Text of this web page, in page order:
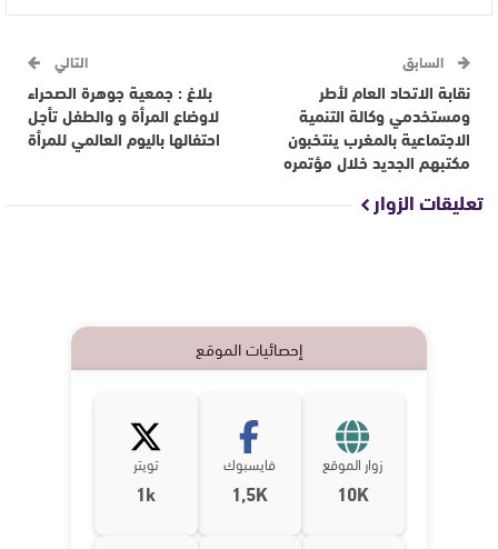
السابق
نقابة الاتحاد العام لأطر
ومستخدمي وكالة التنمية
الاجتماعية بالمغرب ينتخبون
مكتبهم الجديد خلال مؤتمره
التالي
بلاغ : جمعية جوهرة الصحراء
لاوضاع المرأة و والطفل تأجل
احتفالها باليوم العالمي للمرأة
تعليقات الزوار
إحصائيات الموقع
زوار الموقع
10K
فايسبوك
1,5K
تويتر
1k